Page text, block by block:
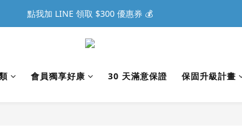
點我加 LINE 領取 $300 優惠券 💰
會員獨享好康 30 天滿意保證 保固升級計畫